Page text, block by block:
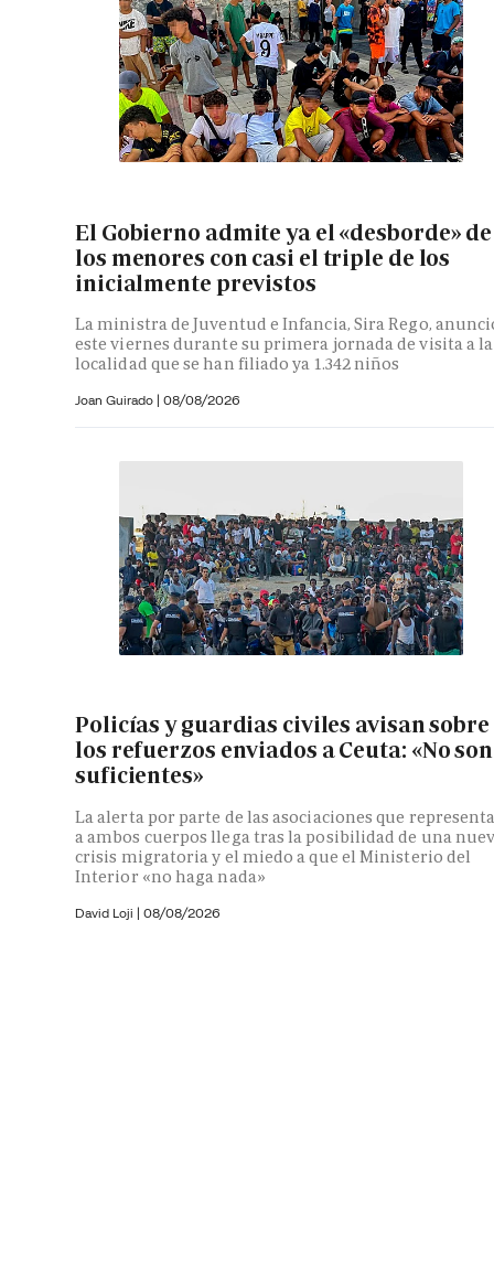
El Gobierno admite ya el «desborde» de
los menores con casi el triple de los
inicialmente previstos
La ministra de Juventud e Infancia, Sira Rego,
este viernes durante su primera jornada de visita a la
localidad que se han filiado ya 1.342 niños
Joan Guirado | 08/08/2026
Policías y guardias civiles avisan sobre
los refuerzos enviados a Ceuta: «No son
suficientes»
La alerta por parte de las asociaciones que
a ambos cuerpos llega tras la posibilidad de una
crisis migratoria y el miedo a que el Ministerio del
Interior «no haga nada»
David Loji | 08/08/2026